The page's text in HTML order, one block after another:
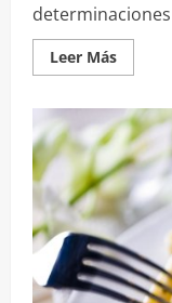
Leer MásLeer
más
Boletín
Nº
12